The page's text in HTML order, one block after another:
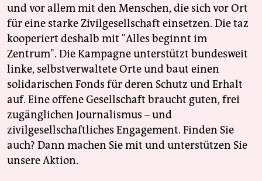
und vor allem mit den Menschen, die sich vor Ort
für eine starke Zivilgesellschaft einsetzen. Die taz
kooperiert deshalb mit "Alles beginnt im
Zentrum". Die Kampagne unterstützt bundesweit
linke, selbstverwaltete Orte und baut einen
solidarischen Fonds für deren Schutz und Erhalt
auf. Eine offene Gesellschaft braucht guten, frei
zugänglichen Journalismus – und
zivilgesellschaftliches Engagement. Finden Sie
auch? Dann machen Sie mit und unterstützen Sie
unsere Aktion.